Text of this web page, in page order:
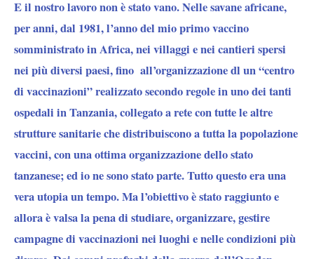
E il nostro lavoro non è stato vano. Nelle savane africane,
per anni, dal 1981, l’anno del mio primo vaccino
somministrato in Africa, nei villaggi e nei cantieri spersi
nei più diversi paesi, fino all’organizzazione dl un “centro
di vaccinazioni” realizzato secondo regole in uno dei tanti
ospedali in Tanzania, collegato a rete con tutte le altre
strutture sanitarie che distribuiscono a tutta la popolazione
vaccini, con una ottima organizzazione dello stato
tanzanese; ed io ne sono stato parte. Tutto questo era una
vera utopia un tempo. Ma l’obiettivo è stato raggiunto e
allora è valsa la pena di studiare, organizzare, gestire
campagne di vaccinazioni nei luoghi e nelle condizioni più